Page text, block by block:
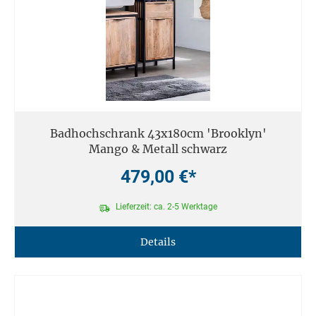
Badhochschrank 43x180cm 'Brooklyn'
Mango & Metall schwarz
479,00 €*
Lieferzeit: ca. 2-5 Werktage
Details